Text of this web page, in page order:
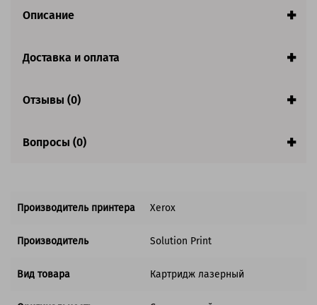
Ресурс:15 000 страниц формата А4 при 5%
Страна:
Гарантия:
Совместим с аппаратами
Описание
Доставка и оплата
Отзывы (0)
Вопросы (0)
Производитель принтера Xerox
Производитель Solution Print
Вид товара Картридж лазерный